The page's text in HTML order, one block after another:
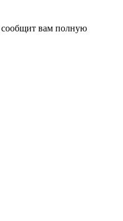
вам полную